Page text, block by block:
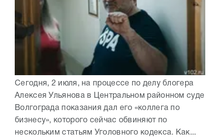
Сегодня, 2 июля, на процессе по делу блогера
Алексея Ульянова в Центральном районном суде
Волгограда показания дал его «коллега по
бизнесу», которого сейчас обвиняют по
нескольким статьям Уголовного кодекса. Как...